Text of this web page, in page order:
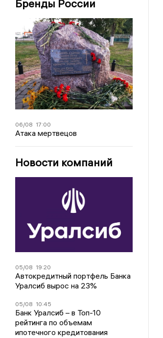
Бренды России
06/08 17:00
Атака мертвецов
Новости компаний
05/08 19:20
Автокредитный портфель Банка
Уралсиб вырос на 23%
05/08 10:45
Банк Уралсиб – в Топ-10
рейтинга по объемам
ипотечного кредитования